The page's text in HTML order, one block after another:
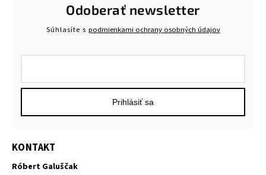
Odoberať newsletter
Súhlasíte s podmienkami ochrany osobných údajov
Prihlásiť sa
KONTAKT
Róbert Galuščak